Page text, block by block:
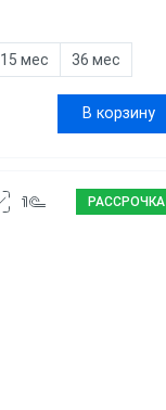
15 мес 36 мес
В корзину
РАССРОЧКА